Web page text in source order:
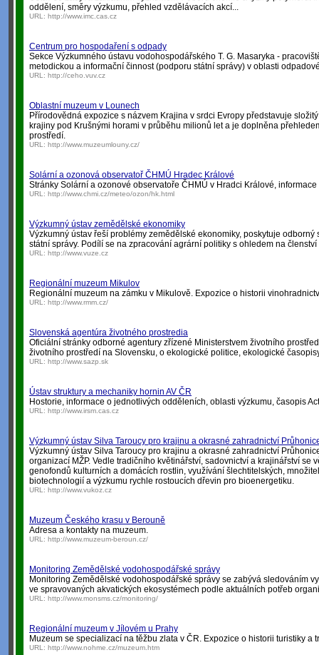
oddělení, směry výzkumu, přehled vzdělávacích akcí...
URL: http://www.imc.cas.cz
Centrum pro hospodaření s odpady
Sekce Výzkumného ústavu vodohospodářského T. G. Masaryka -
metodickou a informační činnost (podporu státní správy) v oblasti
URL: http://ceho.vuv.cz
Oblastní muzeum v Lounech
Přírodovědná expozice s názvem Krajina v srdci Evropy představuje
krajiny pod Krušnými horami v průběhu milionů let a je doplněna
prostředí.
URL: http://www.muzeumlouny.cz/
Solární a ozonová observatoř ČHMÚ Hradec Králové
Stránky Solární a ozonové observatoře ČHMÚ v Hradci Králové,
URL: http://www.chmi.cz/meteo/ozon/hk.html
Výzkumný ústav zemědělské ekonomiky
Výzkumný ústav řeší problémy zemědělské ekonomiky, poskytuje
státní správy. Podílí se na zpracování agrární politiky s ohledem na členství
URL: http://www.vuze.cz
Regionální muzeum Mikulov
Regionální muzeum na zámku v Mikulově. Expozice o historii
URL: http://www.rmm.cz/
Slovenská agentúra životného prostredia
Oficiální stránky odborné agentury zřízené Ministerstvem životního
životního prostředí na Slovensku, o ekologické politice, ekologické
URL: http://www.sazp.sk
Ústav struktury a mechaniky hornin AV ČR
Hostorie, informace o jednotlivých odděleních, oblasti výzkumu, časopis
URL: http://www.irsm.cas.cz
Výzkumný ústav Silva Taroucy pro krajinu a okrasné zahradnictví
Výzkumný ústav Silva Taroucy pro krajinu a okrasné zahradnictví
organizací MŽP. Vedle tradičního květinářství, sadovnictví a krajinářství se
genofondů kulturních a domácích rostlin, využívání šlechtitelských,
biotechnologií a výzkumu rychle rostoucích dřevin pro bioenergetiku.
URL: http://www.vukoz.cz
Muzeum Českého krasu v Berouně
Adresa a kontakty na muzeum.
URL: http://www.muzeum-beroun.cz/
Monitoring Zemědělské vodohospodářské správy
Monitoring Zemědělské vodohospodářské správy se zabývá sledováním
ve spravovaných akvatických ekosystémech podle aktuálních potřeb
URL: http://www.monsms.cz/monitoring/
Regionální muzeum v Jílovém u Prahy
Muzeum se specializací na těžbu zlata v ČR. Expozice o historii turistiky a
URL: http://www.nohme.cz/muzeum.htm